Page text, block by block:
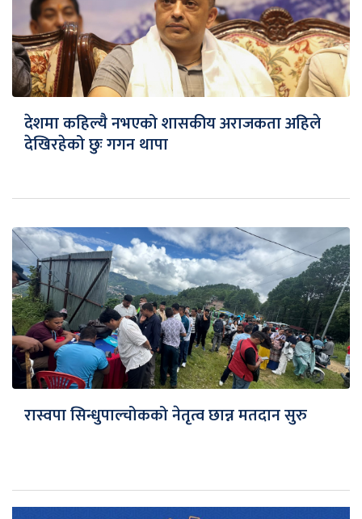
देशमा कहिल्यै नभएको शासकीय अराजकता अहिले
देखिरहेको छुः गगन थापा
रास्वपा सिन्धुपाल्चोकको नेतृत्व छान्न मतदान सुरु